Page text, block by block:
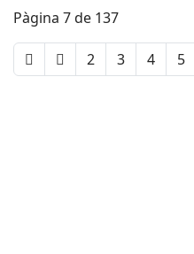
Pàgina 7 de 137
2 3 4 5